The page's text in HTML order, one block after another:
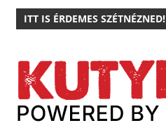
ITT IS ÉRDEMES SZÉTNÉZNED!